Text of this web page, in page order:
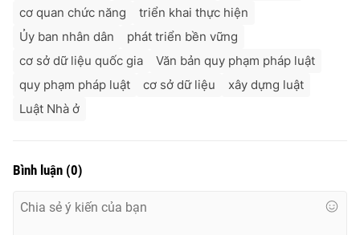
cơ quan chức năng
triển khai thực hiện
Ủy ban nhân dân
phát triển bền vững
cơ sở dữ liệu quốc gia
Văn bản quy phạm pháp luật
quy phạm pháp luật
cơ sở dữ liệu
xây dựng luật
Luật Nhà ở
Bình luận (0)